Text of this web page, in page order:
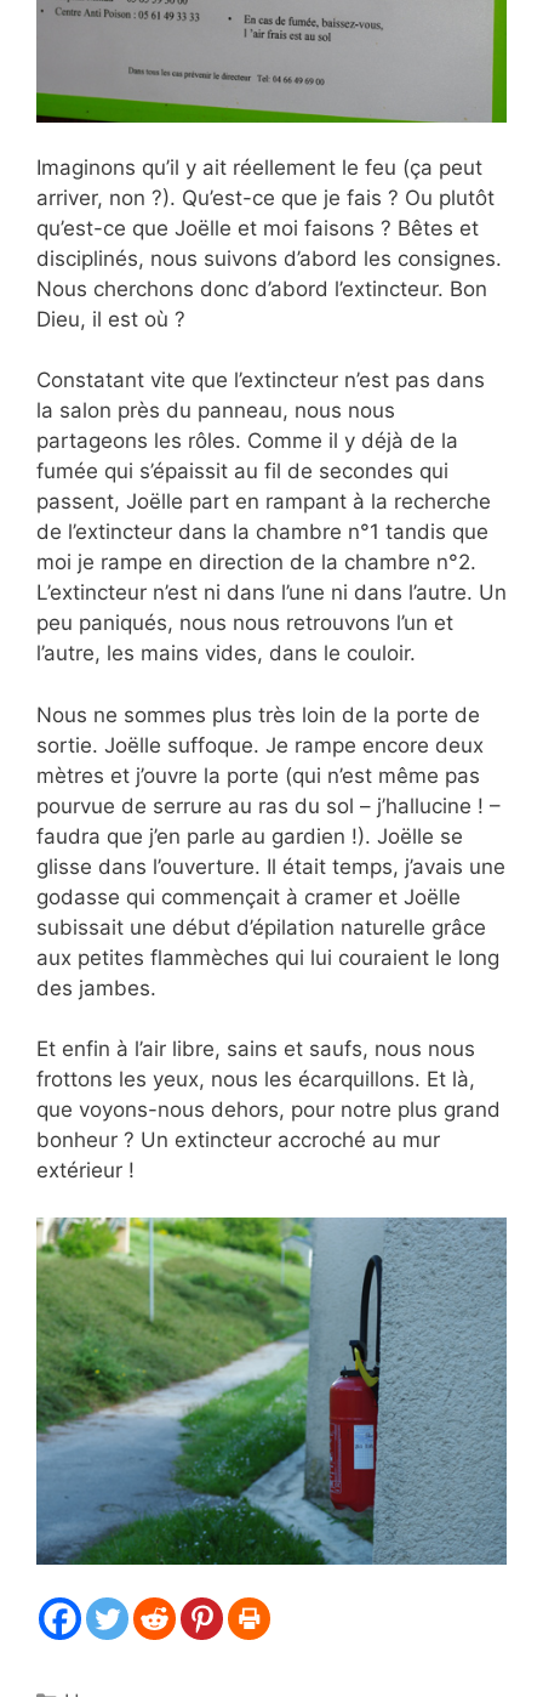
Imaginons qu’il y ait réellement le feu (ça peut
arriver, non ?). Qu’est-ce que je fais ? Ou plutôt
qu’est-ce que Joëlle et moi faisons ? Bêtes et
disciplinés, nous suivons d’abord les consignes.
Nous cherchons donc d’abord l’extincteur. Bon
Dieu, il est où ?
Constatant vite que l’extincteur n’est pas dans
la salon près du panneau, nous nous
partageons les rôles. Comme il y déjà de la
fumée qui s’épaissit au fil de secondes qui
passent, Joëlle part en rampant à la recherche
de l’extincteur dans la chambre n°1 tandis que
moi je rampe en direction de la chambre n°2.
L’extincteur n’est ni dans l’une ni dans l’autre. Un
peu paniqués, nous nous retrouvons l’un et
l’autre, les mains vides, dans le couloir.
Nous ne sommes plus très loin de la porte de
sortie. Joëlle suffoque. Je rampe encore deux
mètres et j’ouvre la porte (qui n’est même pas
pourvue de serrure au ras du sol – j’hallucine ! –
faudra que j’en parle au gardien !). Joëlle se
glisse dans l’ouverture. Il était temps, j’avais une
godasse qui commençait à cramer et Joëlle
subissait une début d’épilation naturelle grâce
aux petites flammèches qui lui couraient le long
des jambes.
Et enfin à l’air libre, sains et saufs, nous nous
frottons les yeux, nous les écarquillons. Et là,
que voyons-nous dehors, pour notre plus grand
bonheur ? Un extincteur accroché au mur
extérieur !